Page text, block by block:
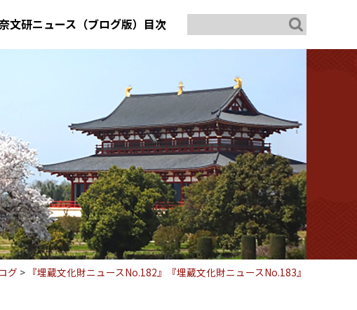
文研ニュース（ブログ版）目次
グ > 『埋蔵文化財ニュースNo.182』『埋蔵文化財ニュースNo.183』